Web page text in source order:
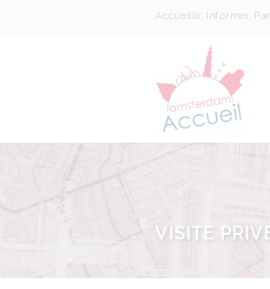
Accueillir, Informer,
VISITE